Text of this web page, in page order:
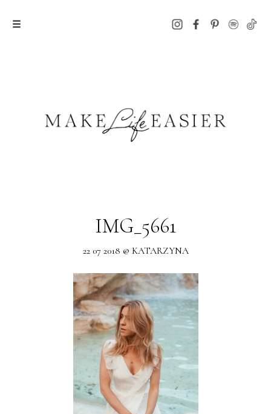
IMG_5661
22 07 2018 @ KATARZYNA